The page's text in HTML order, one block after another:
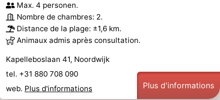
Max. 4 personen.
Nombre de chambres: 2.
Distance de la plage: ±1,6 km.
Animaux admis après consultation.
Kapelleboslaan 41, Noordwijk
tel. +31 880 708 090
web. Plus d'informations Plus d'informations